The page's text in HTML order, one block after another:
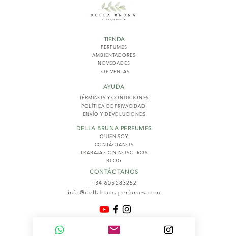
TIENDA
PERFUMES
AMBIENTADORES
NOVEDADES
TOP VENTAS
AYUDA
TÉRMINOS Y CONDICIONES
POLÍTICA DE PRIVACIDAD
ENVÍO Y DEVOLUCIONES
DELLA BRUNA PERFUMES
QUIEN SOY
CONTÁCTANOS
TRABAJA CON NOSOTROS
BLOG
CONTÁCTANOS
+34 605283252
info@dellabrunaperfumes.com
Della Bruna Perfumes